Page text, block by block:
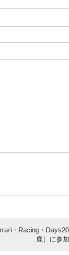
・Racing・
鹿）に参